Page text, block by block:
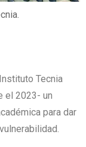
Tecnia
el 2023- un
para dar